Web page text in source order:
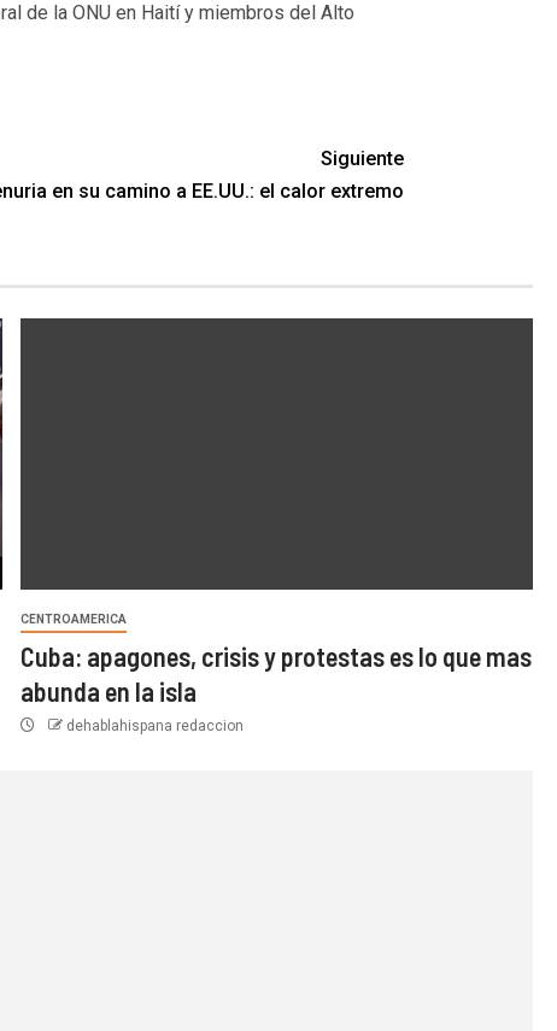
de la ONU en Haití y miembros del Alto
Siguiente
en su camino a EE.UU.: el calor extremo
CENTROAMERICA
Cuba: apagones, crisis y protestas es lo que mas
abunda en la isla
dehablahispana redaccion